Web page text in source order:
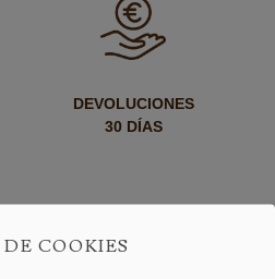
DEVOLUCIONES
30 DÍAS
COOKIES